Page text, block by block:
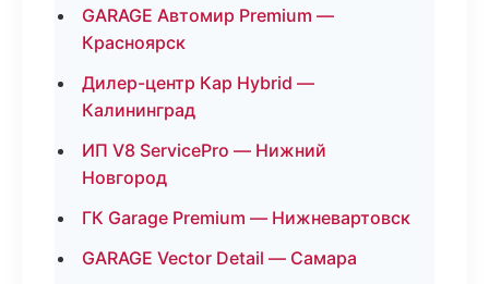
GARAGE Автомир Premium —
Красноярск
Дилер-центр Кар Hybrid —
Калининград
ИП V8 ServicePro — Нижний
Новгород
ГК Garage Premium — Нижневартовск
GARAGE Vector Detail — Самара